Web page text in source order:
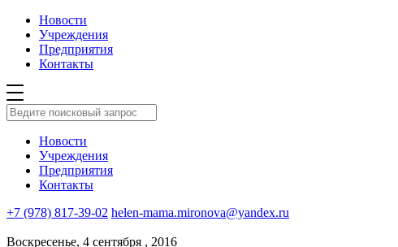
Новости
Учреждения
Предприятия
Контакты
Новости
Учреждения
Предприятия
Контакты
+7 (978) 817-39-02 helen-mama.mironova@yandex.ru
Воскресенье, 4 сентября , 2016